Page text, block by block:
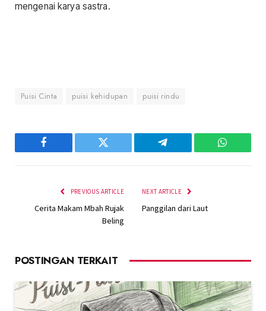
mengenai karya sastra.
Puisi Cinta puisi kehidupan puisi rindu
Facebook Twitter Telegram
PREVIOUS ARTICLE
Cerita Makam Mbah Rujak
Beling
NEXT ARTICLE
Panggilan dari Laut
POSTINGAN TERKAIT